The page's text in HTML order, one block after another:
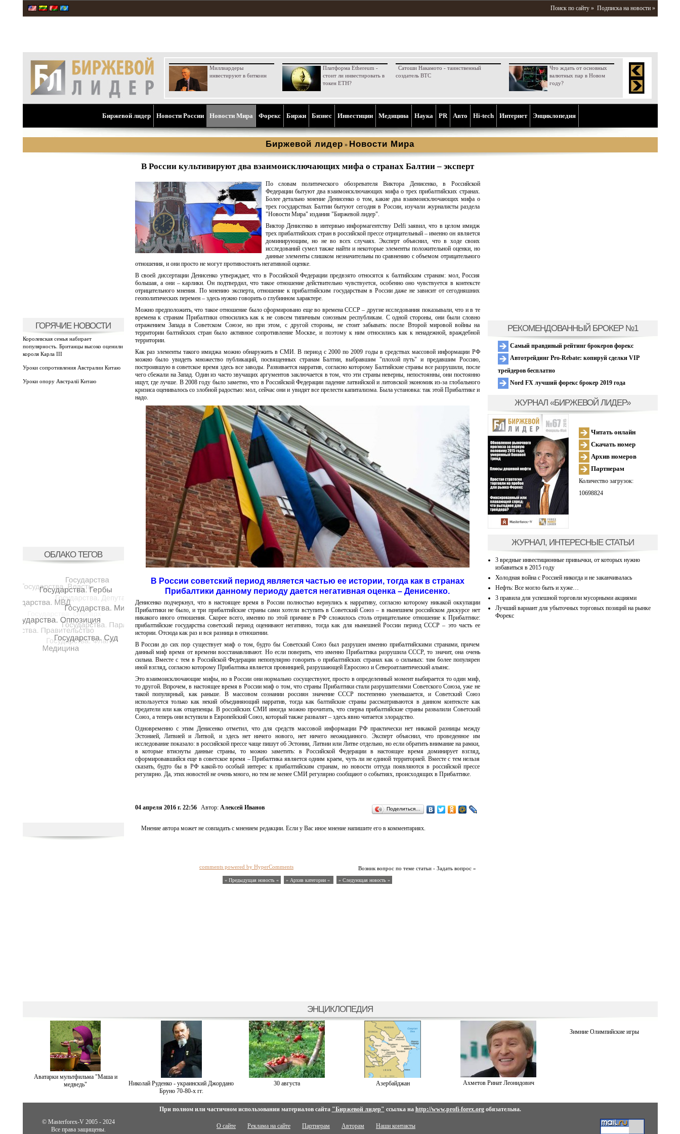
Поиск по сайту » Подписка на новости »
Миллиардеры
инвестируют в биткоин
Платформа Ethereum -
стоит ли инвестировать в
токен ETH?
Сатоши Накамото - таинственный
создатель BTC
Что ждать от основных
валютных пар в Новом
году?
Биржевой лидер Новости России Новости Мира Форекс Биржи Бизнес Инвестиции Медицина Наука PR Aвто Hi-tech Интернет Энциклопедия
Биржевой лидер » Новости Мира
ГОРЯЧИЕ НОВОСТИ
Королевская семья набирает
популярность. Британцы высоко оценили
короля Карла III
Уроки сопротивления Австралии Китаю
Уроки опору Австралії Китаю
ОБЛАКО ТЕГОВ
В России культивируют два взаимоисключающих мифа о странах Балтии – эксперт
По словам политического обозревателя Виктора Денисенко, в Российской
Федерации бытуют два взаимоисключающих мифа о трех прибалтийских странах.
Более детально мнение Денисенко о том, какие два взаимоисключающих мифа о
трех государствах Балтии бытуют сегодня в России, изучали журналисты раздела
"Новости Мира" издания "Биржевой лидер".
Виктор Денисенко в интервью информагентству Delfi заявил, что в целом имидж
трех прибалтийских стран в российской прессе отрицательный – именно он является
доминирующим, но не во всех случаях. Эксперт объяснил, что в ходе своих
исследований сумел также найти и некоторые элементы положительной оценки, но
данные элементы слишком незначительны по сравнению с объемом отрицательного
отношения, и они просто не могут противостоять негативной оценке.
В своей диссертации Денисенко утверждает, что в Российской Федерации предвзято относятся к балтийским странам: мол, Россия
большая, а они – карлики. Он подтвердил, что такое отношение действительно чувствуется, особенно оно чувствуется в контексте
отрицательного мнения. По мнению эксперта, отношение к прибалтийским государствам в России даже не зависит от сегодняшних
геополитических перемен – здесь нужно говорить о глубинном характере.
Можно предположить, что такое отношение было сформировано еще во времена СССР – другие исследования показывали, что и в те
времена к странам Прибалтики относились как к не совсем типичным союзным республикам. С одной стороны, они были словно
отражением Запада в Советском Союзе, но при этом, с другой стороны, не стоит забывать: после Второй мировой войны на
территории балтийских стран было активное сопротивление Москве, и поэтому к ним относились как к ненадежной, враждебной
территории.
Как раз элементы такого имиджа можно обнаружить в СМИ. В период с 2000 по 2009 годы в средствах массовой информации РФ
можно было увидеть множество публикаций, посвященных странам Балтии, выбравшим "плохой путь" и предавшим Россию,
построившую в советское время здесь все заводы. Развивается нарратив, согласно которому Балтийские страны все разрушили, после
чего сбежали на Запад. Один из часто звучащих аргументов заключается в том, что эти страны неверны, непостоянны, они постоянно
ищут, где лучше. В 2008 году было заметно, что в Российской Федерации падение латвийской и литовской экономик из-за глобального
кризиса оценивалось со злобной радостью: мол, сейчас они и увидят все прелести капитализма. Была установка: так этой Прибалтике и
надо.
В России советский период является частью ее истории, тогда как в странах
Прибалтики данному периоду дается негативная оценка – Денисенко.
Денисенко подчеркнул, что в настоящее время в России полностью вернулись к нарративу, согласно которому никакой оккупации
Прибалтики не было, и три прибалтийские страны сами хотели вступить в Советский Союз – в нынешнем российском дискурсе нет
никакого иного отношения. Скорее всего, именно по этой причине в РФ сложилось столь отрицательное отношение к Прибалтике:
прибалтийские государства советский период оценивают негативно, тогда как для нынешней России период СССР – это часть ее
истории. Отсюда как раз и вся разница в отношении.
В России до сих пор существует миф о том, будто бы Советский Союз был разрушен именно прибалтийскими странами, причем
данный миф время от времени восстанавливают. Но если поверить, что именно Прибалтика разрушила СССР, то значит, она очень
сильна. Вместе с тем в Российской Федерации непопулярно говорить о прибалтийских странах как о сильных: там более популярен
иной взгляд, согласно которому Прибалтика является провинцией, разрушающей Евросоюз и Североатлантический альянс.
Это взаимоисключающие мифы, но в России они нормально сосуществуют, просто в определенный момент выбирается то один миф,
то другой. Впрочем, в настоящее время в России миф о том, что страны Прибалтики стали разрушителями Советского Союза, уже не
такой популярный, как раньше. В массовом сознании россиян значение СССР постепенно уменьшается, и Советский Союз
используется только как некий объединяющий нарратив, тогда как балтийские страны рассматриваются в данном контексте как
предатели или как отщепенцы. В российских СМИ иногда можно прочитать, что сперва прибалтийские страны развалили Советский
Союз, а теперь они вступили в Европейский Союз, который также развалят – здесь явно читается злорадство.
Одновременно с этим Денисенко отметил, что для средств массовой информации РФ практически нет никакой разницы между
Эстонией, Латвией и Литвой, и здесь нет ничего нового, нет ничего неожиданного. Эксперт объяснил, что проведенное им
исследование показало: в российской прессе чаще пишут об Эстонии, Латвии или Литве отдельно, но если обратить внимание на рамки,
в которые втиснуты данные страны, то можно заметить: в Российской Федерации в настоящее время доминирует взгляд,
сформировавшийся еще в советское время – Прибалтика является одним краем, чуть ли не единой территорией. Вместе с тем нельзя
сказать, будто бы в РФ какой-то особый интерес к прибалтийским странам, но новости оттуда появляются в российской прессе
регулярно. Да, этих новостей не очень много, но тем не менее СМИ регулярно сообщают о событиях, происходящих в Прибалтике.
04 апреля 2016 г. 22:56 Автор: Алексей Иванов Поделиться…
Мнение автора может не совпадать с мнением редакции. Если у Вас иное мнение напишите его в комментариях.
Возник вопрос по теме статьи - Задать вопрос »
comments powered by HyperComments
« Предыдущая новость « » Архив категории « » Следующая новость »
РЕКОМЕНДОВАННЫЙ БРОКЕР №1
Самый правдивый рейтинг брокеров форекс
Автотрейдинг Pro-Rebate: копируй сделки VIP
трейдеров бесплатно
Nord FX лучший форекс брокер 2019 года
ЖУРНАЛ «БИРЖЕВОЙ ЛИДЕР»
Читать онлайн
Скачать номер
Архив номеров
Партнерам
Количество загрузок:
10698824
ЖУРНАЛ, ИНТЕРЕСНЫЕ СТАТЬИ
3 вредные инвестиционные привычки, от которых нужно
избавиться в 2015 году
Холодная война с Россией никогда и не заканчивалась
Нефть: Все могло быть и хуже…
3 правила для успешной торговли мусорными акциями
Лучший вариант для убыточных торговых позиций на рынке
Форекс
ЭНЦИКЛОПЕДИЯ
Аватарки мультфильма "Маша и
медведь"
Николай Руденко - украинский Джордано
Бруно 70-80-х гг.
30 августа Азербайджан Ахметов Ринат Леонидович
Зимние Олимпийские игры
При полном или частичном использовании материалов сайта "Биржевой лидер" ссылка на http://www.profi-forex.orgобязательна.
© Masterforex-V 2005 - 2024
Все права защищены.
О сайте Реклама на сайте Партнерам Авторам Наши контакты